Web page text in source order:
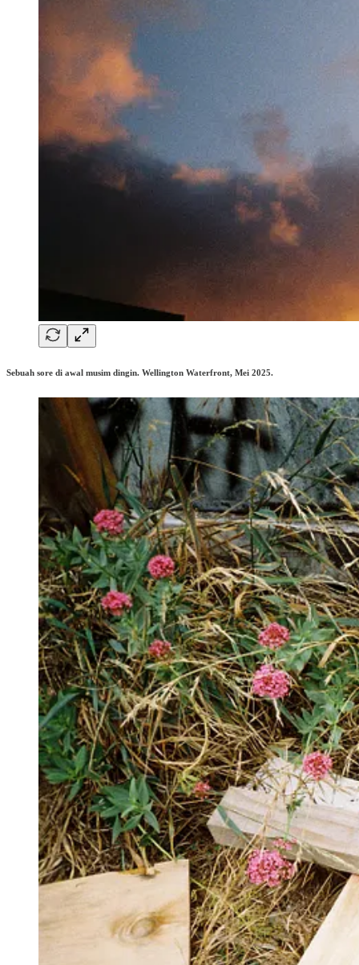
Sebuah sore di awal musim dingin. Wellington Waterfront, Mei 2025.